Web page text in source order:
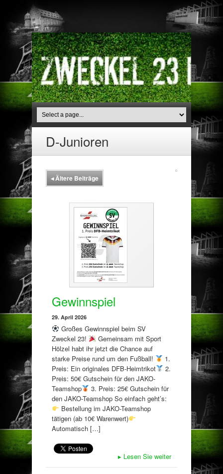
D-Junioren
◂Ältere Beiträge
Gewinnspiel
29. April 2026
Großes Gewinnspiel beim SV
Zweckel 23!
Gemeinsam mit Sport
Hölzel habt ihr jetzt die Chance auf
starke Preise rund um den Fußball!
1.
Preis: Ein originales DFB-Heimtrikot
2.
Preis: 50€ Gutschein für den JAKO-
Teamshop
3. Preis: 25€ Gutschein für
den JAKO-Teamshop So einfach geht’s:
Bestellung im JAKO-Teamshop
tätigen (ab 10€ Warenwert)
Automatisch […]
▸ Lesen Sie weiter